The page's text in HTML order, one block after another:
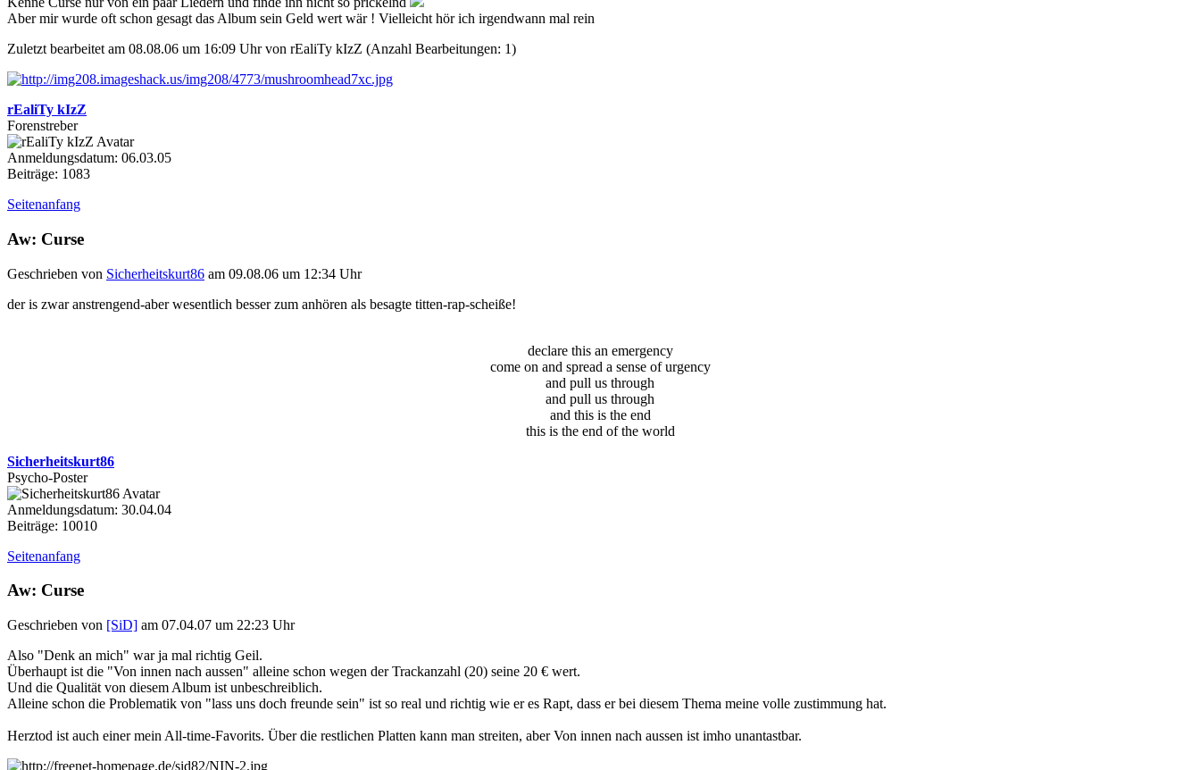
Aber mir wurde oft schon gesagt das Album sein Geld wert wär ! Vielleicht hör ich irgendwann mal rein
Zuletzt bearbeitet am 08.08.06 um 16:09 Uhr von rEaliTy kIzZ (Anzahl Bearbeitungen: 1)
rEaliTy kIzZ
Forenstreber
Anmeldungsdatum: 06.03.05
Beiträge: 1083
Seitenanfang
Aw: Curse
Geschrieben von Sicherheitskurt86 am 09.08.06 um 12:34 Uhr
der is zwar anstrengend-aber wesentlich besser zum anhören als besagte titten-rap-scheiße!
declare this an emergency
come on and spread a sense of urgency
and pull us through
and pull us through
and this is the end
this is the end of the world
Sicherheitskurt86
Psycho-Poster
Anmeldungsdatum: 30.04.04
Beiträge: 10010
Seitenanfang
Aw: Curse
Geschrieben von [SiD] am 07.04.07 um 22:23 Uhr
Also "Denk an mich" war ja mal richtig Geil.
Überhaupt ist die "Von innen nach aussen" alleine schon wegen der Trackanzahl (20) seine 20 € wert.
Und die Qualität von diesem Album ist unbeschreiblich.
Alleine schon die Problematik von "lass uns doch freunde sein" ist so real und richtig wie er es Rapt, dass er bei diesem Thema meine volle zustimmung hat.
Herztod ist auch einer mein All-time-Favorits. Über die restlichen Platten kann man streiten, aber Von innen nach aussen ist imho unantastbar.